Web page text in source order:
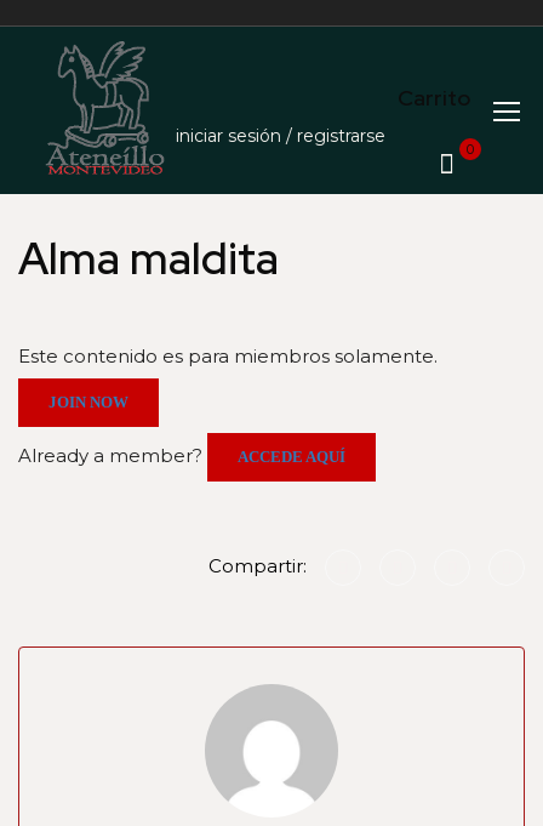
iniciar sesión / registrarse
Carrito
0
Alma maldita
Este contenido es para miembros solamente.
JOIN NOW
Already a member? ACCEDE AQUÍ
Compartir: